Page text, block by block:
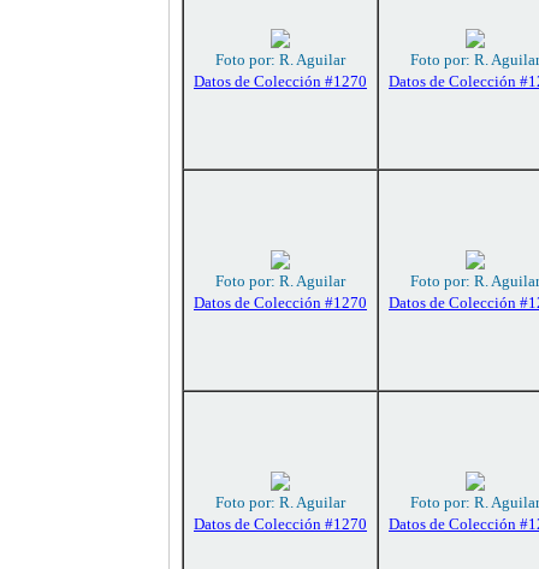
Foto por: R. Aguilar
Datos de Colección #1270
Foto por: R. Aguilar
Datos de Colección
Foto por: R. Aguilar
Datos de Colección #1270
Foto por: R. Aguilar
Datos de Colección
Foto por: R. Aguilar
Datos de Colección #1270
Foto por: R. Aguilar
Datos de Colección